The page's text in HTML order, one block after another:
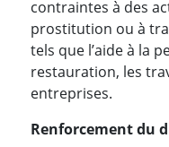
contraintes à des
prostitution ou à
tels que l’aide à la
restauration, les
entreprises.
Renforcement du